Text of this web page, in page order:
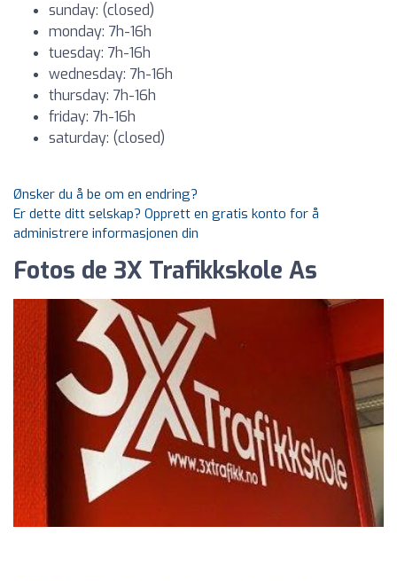
sunday: (closed)
monday: 7h-16h
tuesday: 7h-16h
wednesday: 7h-16h
thursday: 7h-16h
friday: 7h-16h
saturday: (closed)
Ønsker du å be om en endring?
Er dette ditt selskap? Opprett en gratis konto for å
administrere informasjonen din
Fotos de 3X Trafikkskole As